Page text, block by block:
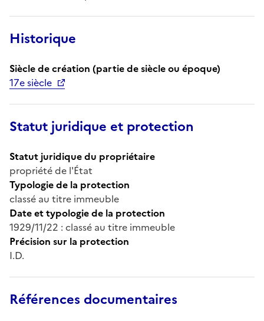
Historique
Siècle de création (partie de siècle ou époque)
17e siècle
Statut juridique et protection
Statut juridique du propriétaire
propriété de l'État
Typologie de la protection
classé au titre immeuble
Date et typologie de la protection
1929/11/22 : classé au titre immeuble
Précision sur la protection
I.D.
Références documentaires